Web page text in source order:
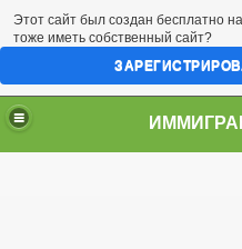
Этот сайт был создан бесплатно на
тоже иметь собственный сайт?